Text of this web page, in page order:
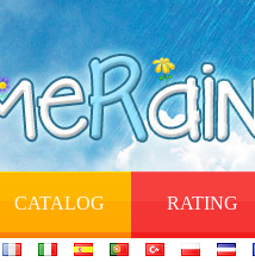
CATALOG RATING